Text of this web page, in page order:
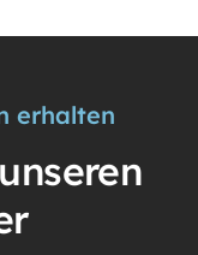
erhalten